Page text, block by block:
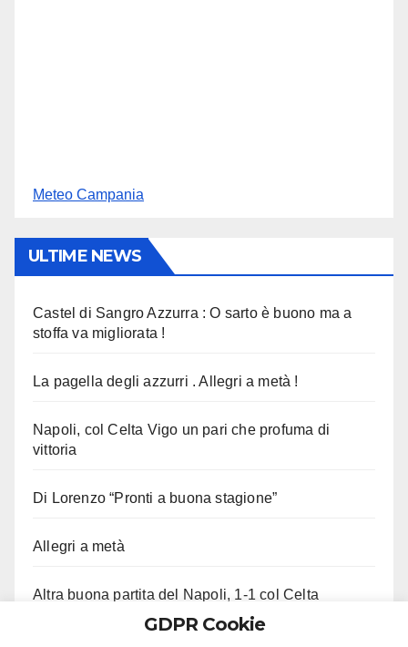
Meteo Campania
ULTIME NEWS
Castel di Sangro Azzurra : O sarto è buono ma a
stoffa va migliorata !
La pagella degli azzurri . Allegri a metà !
Napoli, col Celta Vigo un pari che profuma di
vittoria
Di Lorenzo “Pronti a buona stagione”
Allegri a metà
Altra buona partita del Napoli, 1-1 col Celta
GDPR Cookie